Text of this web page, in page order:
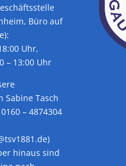
Büro auf
Uhr,
– 13:00 Uhr
Sabine Tasch
– 4874304
hinaus sind